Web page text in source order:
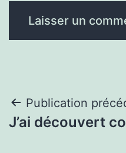
Navigation
de
Publication
J’ai découvert